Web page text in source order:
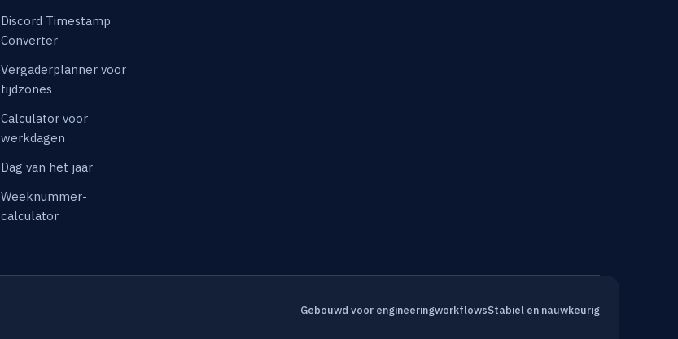
Discord Timestamp
Converter
Vergaderplanner voor
tijdzones
Calculator voor
werkdagen
Dag van het jaar
Weeknummer-
calculator
Gebouwd voor engineeringworkflowsStabiel en nauwkeurig